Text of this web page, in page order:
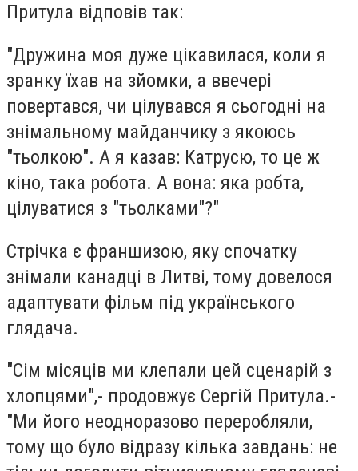
Притула відповів так:
"Дружина моя дуже цікавилася, коли я
зранку їхав на зйомки, а ввечері
повертався, чи цілувався я сьогодні на
знімальному майданчику з якоюсь
"тьолкою". А я казав: Катрусю, то це ж
кіно, така робота. А вона: яка робта,
цілуватися з "тьолками"?"
Стрічка є франшизою, яку спочатку
знімали канадці в Литві, тому довелося
адаптувати фільм під українського
глядача.
"Сім місяців ми клепали цей сценарій з
хлопцями",- продовжує Сергій Притула.-
"Ми його неодноразово переробляли,
тому що було відразу кілька завдань: не